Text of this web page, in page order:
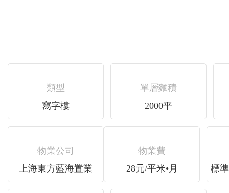
類型
寫字樓
單層麵積
2000平
物業公司
上海東方藍海置業
物業費
28元/平米•月
標準